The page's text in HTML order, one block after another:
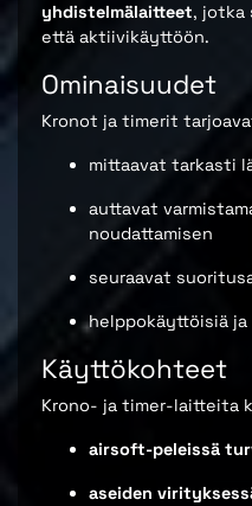
yhdistelmälaitteet, jotka
että aktiivikäyttöön.
Ominaisuudet
Kronot ja timerit
mittaavat tarkasti
auttavat
noudattamisen
seuraavat
helppokäyttöisiä ja
Käyttökohteet
Krono- ja timer-laitteita
airsoft-peleissä
aseiden